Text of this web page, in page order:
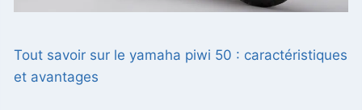
Tout savoir sur le yamaha piwi 50 : caractéristiques
et avantages